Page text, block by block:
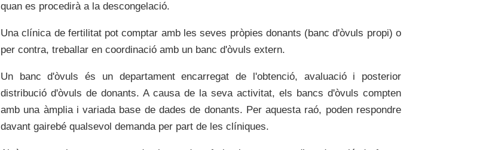
quan es procedirà a la descongelació.
Una clínica de fertilitat pot comptar amb les seves pròpies donants (banc d'òvuls propi) o
per contra, treballar en coordinació amb un banc d'òvuls extern.
Un banc d'òvuls és un departament encarregat de l'obtenció, avaluació i posterior
distribució d'òvuls de donants. A causa de la seva activitat, els bancs d'òvuls compten
amb una àmplia i variada base de dades de donants. Per aquesta raó, poden respondre
davant gairebé qualsevol demanda per part de les clíniques.